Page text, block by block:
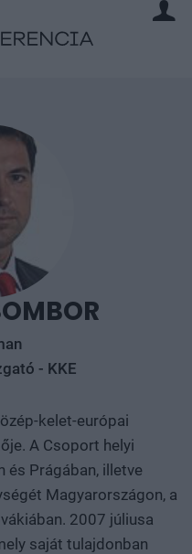
- KKE
kelet-európai
A Csoport helyi
és Prágában, illetve
Magyarországon, a
2007 júliusa
saját tulajdonban